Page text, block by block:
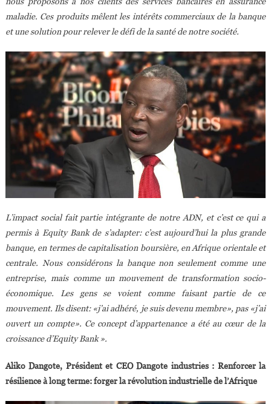
maladie. Ces produits mêlent les intérêts commerciaux de la banque
et une solution pour relever le défi de la santé de notre société.
L’impact social fait partie intégrante de notre ADN, et c’est ce qui a
permis à Equity Bank de s’adapter: c’est aujourd’hui la plus grande
banque, en termes de capitalisation boursière, en Afrique orientale et
centrale. Nous considérons la banque non seulement comme une
entreprise, mais comme un mouvement de transformation socio-
économique. Les gens se voient comme faisant partie de ce
mouvement. Ils disent: «j’ai adhéré, je suis devenu membre», pas «j’ai
ouvert un compte». Ce concept d’appartenance a été au cœur de la
croissance d’Equity Bank ».
Aliko Dangote, Président et CEO Dangote industries : Renforcer la
résilience à long terme: forger la révolution industrielle de l’Afrique